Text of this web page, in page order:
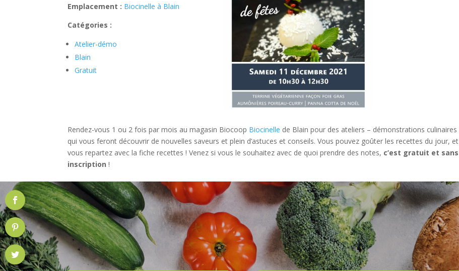
Emplacement : Biocinelle à Blain
Catégories :
Atelier-démo
Blain
Gratuit
Rendez-vous 1 ou 2 fois par mois au magasin Biocoop Biocinelle de Blain pour des ateliers – démonstrations culinaires
qui vous feront découvrir de nouvelles saveurs et plein d’astuces et conseils. Vous pouvez goûter les recettes du jour, et
vous repartez avec la fiche recettes ! Venez si vous le souhaitez avec de quoi prendre des notes, c’est gratuit et sans
inscription !